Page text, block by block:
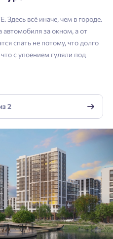
рассылку
всё иначе, чем в городе.
за окном, а от
спать не потому, что долго
с упоением гуляли под
2
рассылку
даёте согласие на обработку